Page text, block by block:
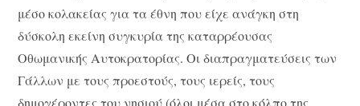
μέσο κολακείας για τα έθνη που είχε ανάγκη στη
δύσκολη εκείνη συγκυρία της καταρρέουσας
Οθωμανικής Αυτοκρατορίας. Οι διαπραγματεύσεις των
Γάλλων με τους προεστούς, τους ιερείς, τους
δημογέροντες του νησιού (όλοι μέσα στο κόλπο της